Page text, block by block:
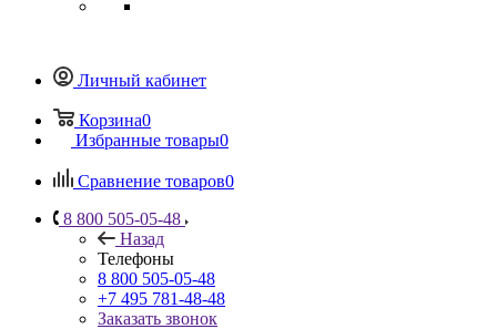
Личный кабинет
Корзина0
Избранные товары0
Сравнение товаров0
8 800 505-05-48
Назад
Телефоны
8 800 505-05-48
+7 495 781-48-48
Заказать звонок